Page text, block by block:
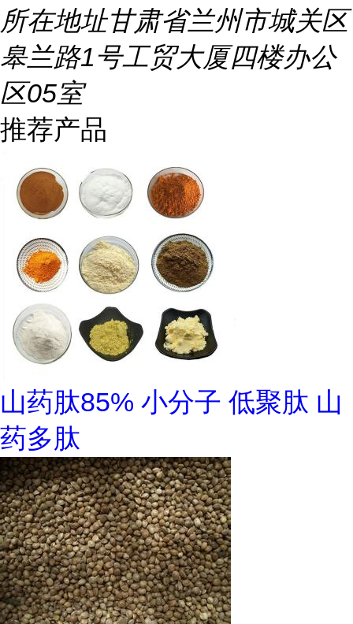
所在地址甘肃省兰州市城关区
皋兰路1号工贸大厦四楼办公
区05室
推荐产品
山药肽85% 小分子 低聚肽 山
药多肽